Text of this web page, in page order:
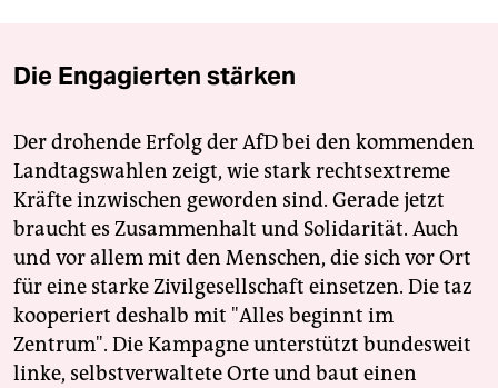
Die Engagierten stärken
Der drohende Erfolg der AfD bei den kommenden
Landtagswahlen zeigt, wie stark rechtsextreme
Kräfte inzwischen geworden sind. Gerade jetzt
braucht es Zusammenhalt und Solidarität. Auch
und vor allem mit den Menschen, die sich vor Ort
für eine starke Zivilgesellschaft einsetzen. Die taz
kooperiert deshalb mit "Alles beginnt im
Zentrum". Die Kampagne unterstützt bundesweit
linke, selbstverwaltete Orte und baut einen